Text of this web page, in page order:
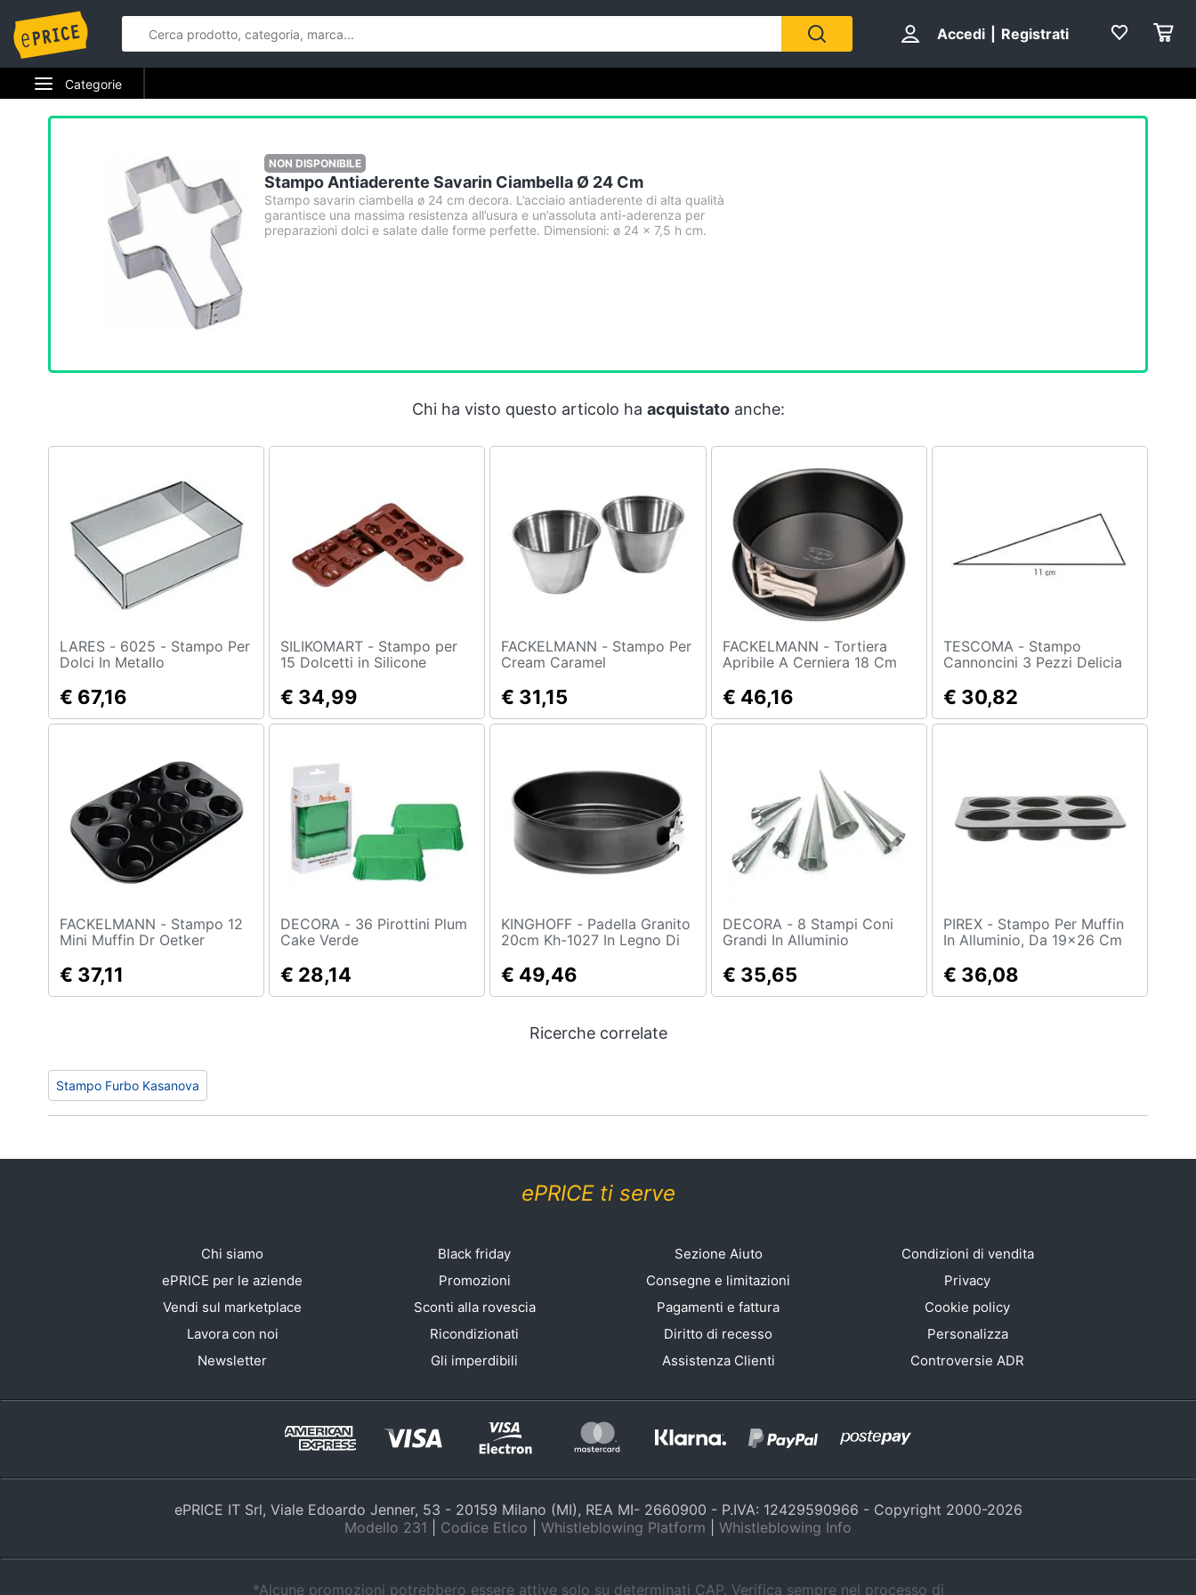
Accedi Registrati
Categorie
Elettrodomestici
Tv e Home Cinema
Smart home
Brico e Giardinaggio
Salute e igiene
Beauty
Giocattoli
Prima infanzia
Casalinghi
Sport
Animali
Motori
Libri, cd e dvd
Promozioni
NON DISPONIBILE
Stampo Antiaderente Savarin Ciambella Ø 24 Cm
Stampo savarin ciambella ø 24 cm decora. L’acciaio antiaderente di alta qualità
garantisce una massima resistenza all’usura e un’assoluta anti-aderenza per
preparazioni dolci e salate dalle forme perfette. Dimensioni: ø 24 x 7,5 h cm.
Chi ha visto questo articolo ha acquistatoanche:
LARES - 6025 - Stampo Per
Dolci In Metallo
€ 67,16
SILIKOMART - Stampo per
15 Dolcetti in Silicone
€ 34,99
FACKELMANN - Stampo Per
Cream Caramel
€ 31,15
FACKELMANN - Tortiera
Apribile A Cerniera 18 Cm
Nero
€ 46,16
TESCOMA - Stampo
Cannoncini 3 Pezzi Delicia
€ 30,82
FACKELMANN - Stampo 12
Mini Muffin Dr Oetker
€ 37,11
DECORA - 36 Pirottini Plum
Cake Verde
€ 28,14
KINGHOFF - Padella Granito
20cm Kh-1027 In Legno Di
€ 49,46
DECORA - 8 Stampi Coni
Grandi In Alluminio
€ 35,65
PIREX - Stampo Per Muffin
In Alluminio, Da 19x26 Cm
€ 36,08
Ricerche correlate
Stampo Furbo Kasanova
ePRICE ti serve
Chi siamo
ePRICE per le aziende
Vendi sul marketplace
Lavora con noi
Newsletter
Black friday
Promozioni
Sconti alla rovescia
Ricondizionati
Gli imperdibili
Sezione Aiuto
Consegne e limitazioni
Pagamenti e fattura
Diritto di recesso
Assistenza Clienti
Condizioni di vendita
Privacy
Cookie policy
Personalizza
Controversie ADR
ePRICE IT Srl, Viale Edoardo Jenner, 53 - 20159 Milano (MI), REA MI- 2660900 - P.IVA: 12429590966 - Copyright 2000-2026
Modello 231
Codice Etico Whistleblowing Platform Whistleblowing Info
*Alcune promozioni potrebbero essere attive solo su determinati CAP. Verifica sempre nel processo di